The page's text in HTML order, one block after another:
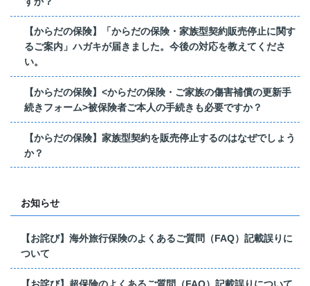
【からだの保険】「からだの保険・家族型契約販売停止に関す
るご案内」ハガキが届きました。今後の対応を教えてくださ
い。
【からだの保険】<からだの保険・ご家族の傷害補償の更新手
続きフォーム>被保険者ご本人の手続きも必要ですか？
【からだの保険】家族型契約を販売停止するのはなぜでしょう
か？
お知らせ
【お詫び】海外旅行保険のよくあるご質問（FAQ）記載誤りに
ついて
【お詫び】超保険のよくあるご質問（FAQ）記載誤りについて